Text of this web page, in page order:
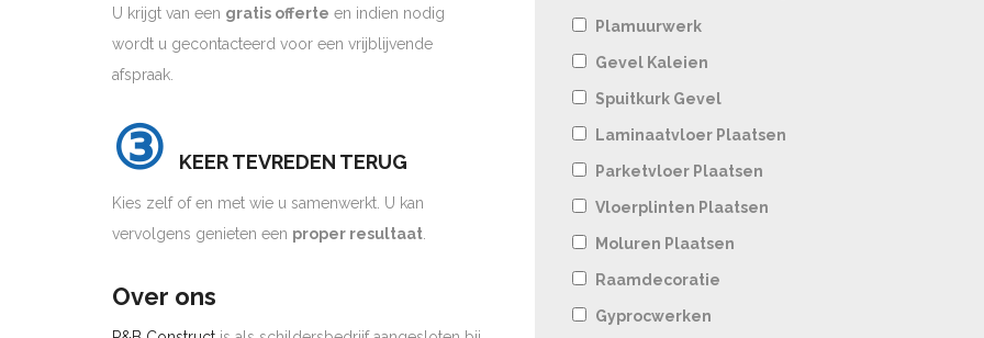
U krijgt van een gratis offerte en indien nodig
wordt u gecontacteerd voor een vrijblijvende
afspraak.
③ KEER TEVREDEN TERUG
Kies zelf of en met wie u samenwerkt. U kan
vervolgens genieten een proper resultaat
Over ons
Plamuurwerk
Gevel Kaleien
Spuitkurk Gevel
Laminaatvloer Plaatsen
Parketvloer Plaatsen
Vloerplinten Plaatsen
Moluren Plaatsen
Raamdecoratie
Gyprocwerken